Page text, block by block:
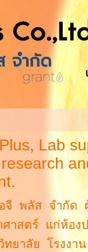
ส จำกัด
Lab
จี พลัส จำกัด
าสตร์ แก่ห้อง
ทยาลัย โรงงา